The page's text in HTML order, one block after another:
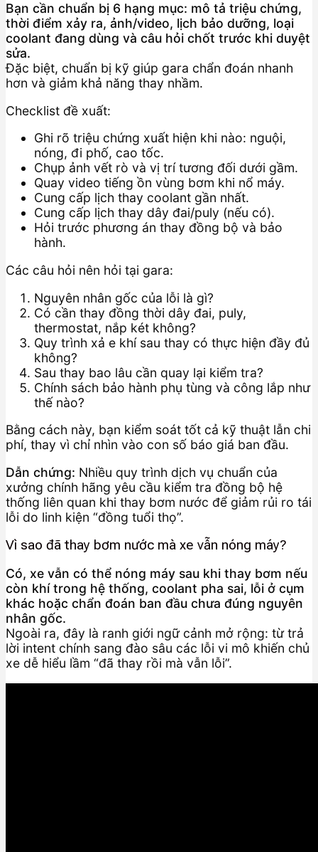
Bạn cần chuẩn bị 6 hạng mục: mô tả triệu chứng,
thời điểm xảy ra, ảnh/video, lịch bảo dưỡng, loại
coolant đang dùng và câu hỏi chốt trước khi duyệt
sửa.
Đặc biệt, chuẩn bị kỹ giúp gara chẩn đoán nhanh
hơn và giảm khả năng thay nhầm.
Checklist đề xuất:
Ghi rõ triệu chứng xuất hiện khi nào: nguội,
nóng, đi phố, cao tốc.
Chụp ảnh vết rò và vị trí tương đối dưới gầm.
Quay video tiếng ồn vùng bơm khi nổ máy.
Cung cấp lịch thay coolant gần nhất.
Cung cấp lịch thay dây đai/puly (nếu có).
Hỏi trước phương án thay đồng bộ và bảo
hành.
Các câu hỏi nên hỏi tại gara:
Nguyên nhân gốc của lỗi là gì?
Có cần thay đồng thời dây đai, puly,
thermostat, nắp két không?
Quy trình xả e khí sau thay có thực hiện đầy đủ
không?
Sau thay bao lâu cần quay lại kiểm tra?
Chính sách bảo hành phụ tùng và công lắp như
thế nào?
Bằng cách này, bạn kiểm soát tốt cả kỹ thuật lẫn chi
phí, thay vì chỉ nhìn vào con số báo giá ban đầu.
Dẫn chứng: Nhiều quy trình dịch vụ chuẩn của
xưởng chính hãng yêu cầu kiểm tra đồng bộ hệ
thống liên quan khi thay bơm nước để giảm rủi ro tái
lỗi do linh kiện “đồng tuổi thọ”.
Vì sao đã thay bơm nước mà xe vẫn nóng máy?
Có, xe vẫn có thể nóng máy sau khi thay bơm nếu
còn khí trong hệ thống, coolant pha sai, lỗi ở cụm
khác hoặc chẩn đoán ban đầu chưa đúng nguyên
nhân gốc.
Ngoài ra, đây là ranh giới ngữ cảnh mở rộng: từ trả
lời intent chính sang đào sâu các lỗi vi mô khiến chủ
xe dễ hiểu lầm “đã thay rồi mà vẫn lỗi”.